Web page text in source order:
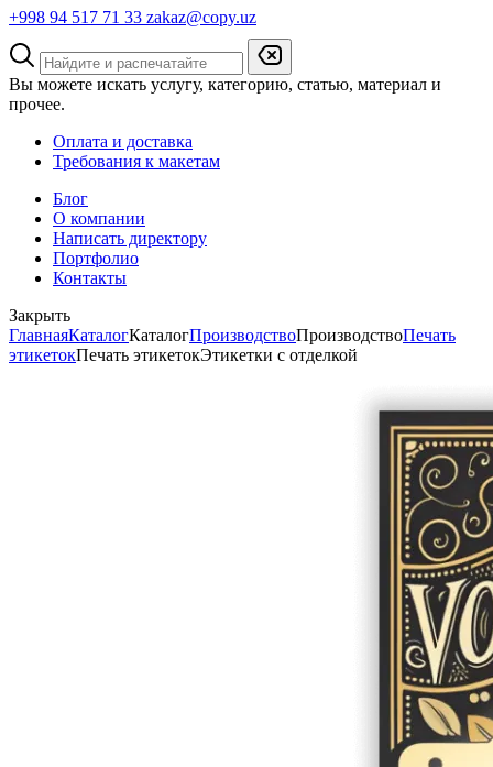
+998 94 517 71 33 zakaz@copy.uz
Вы можете искать услугу, категорию, статью, материал и
прочее.
Оплата и доставка
Требования к макетам
Блог
О компании
Написать директору
Портфолио
Контакты
Закрыть
ГлавнаяКаталогКаталогПроизводствоПроизводствоПечать
этикетокПечать этикетокЭтикетки с отделкой